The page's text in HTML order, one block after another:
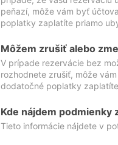
peňazí, môže vám byť
poplatky zaplatíte priamo
Môžem zrušiť alebo
V prípade rezervácie bez
rozhodnete zrušiť, môže
dodatočné poplatky
Kde nájdem podmienky
Tieto informácie nájdete v